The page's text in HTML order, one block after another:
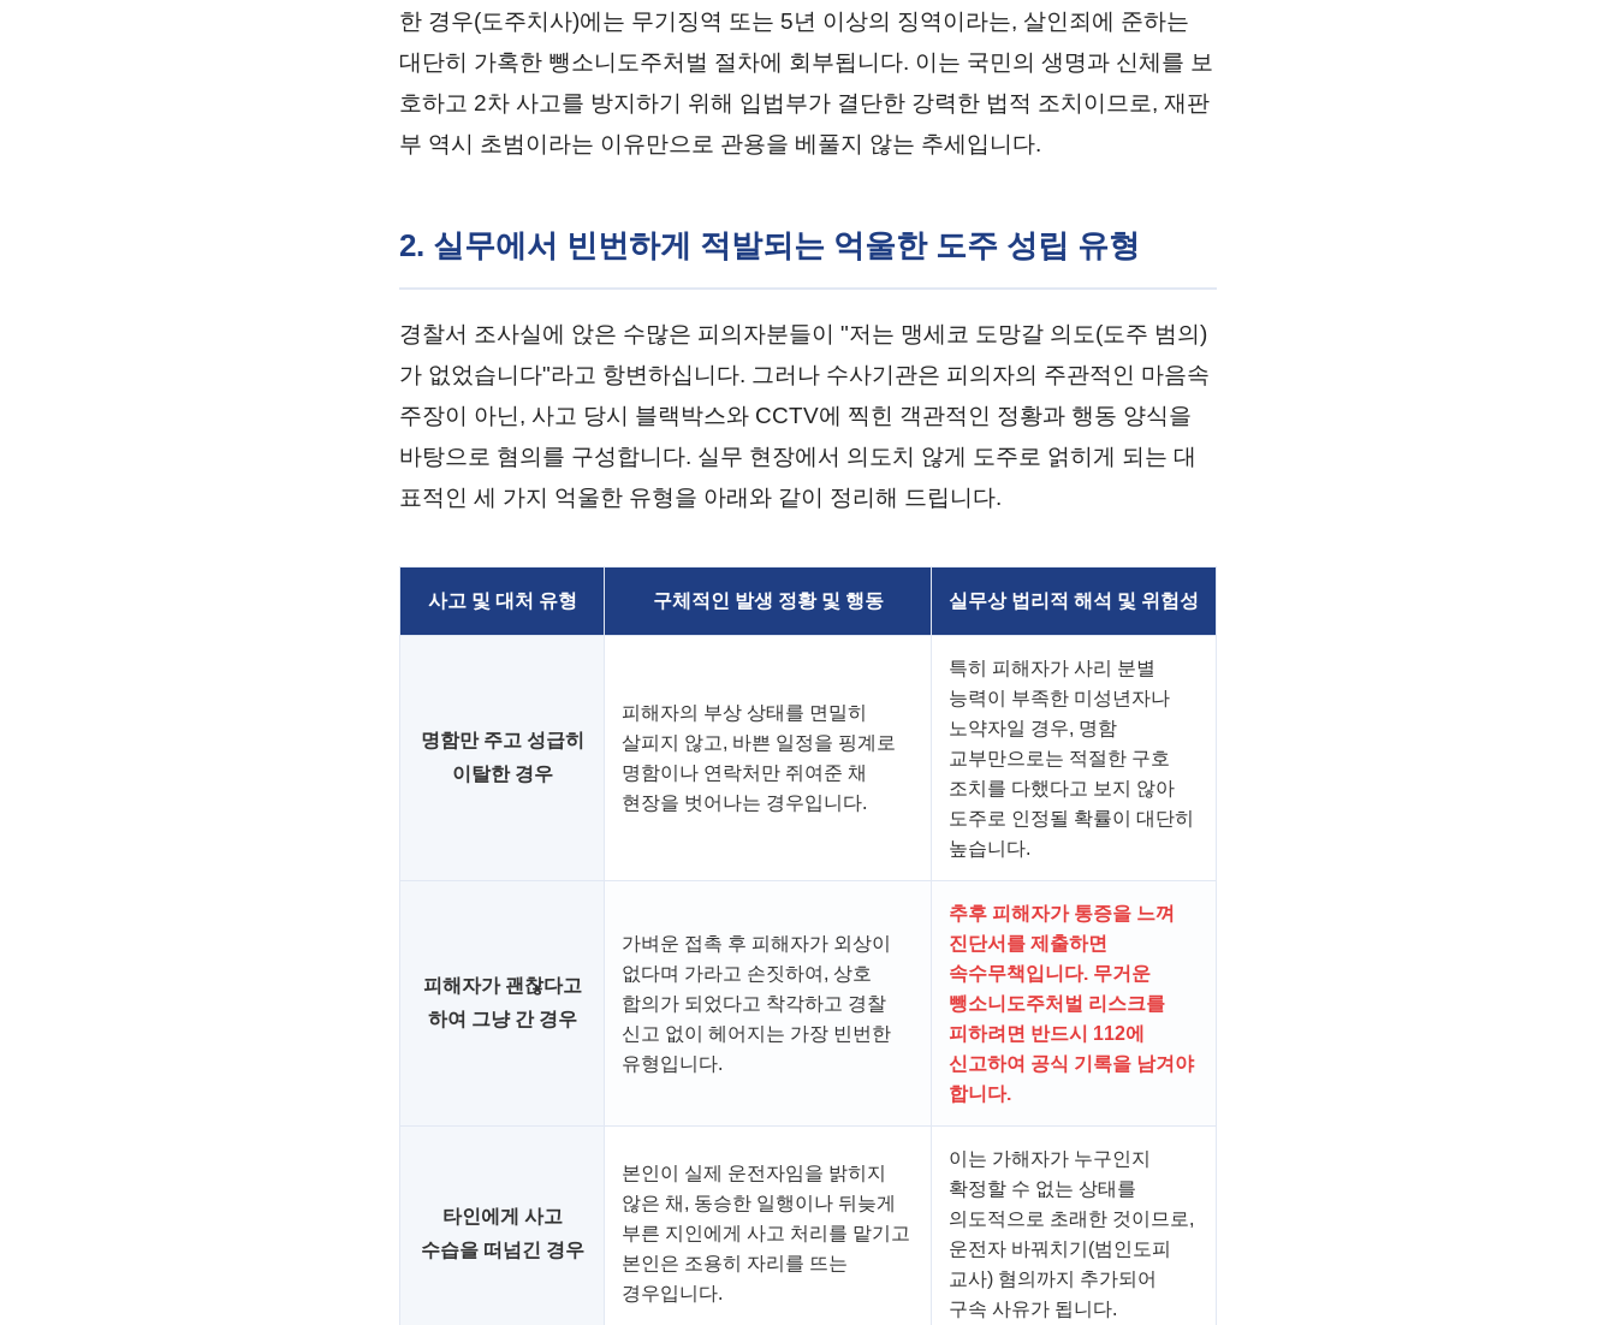
한 경우(도주치사)에는 무기징역 또는 5년 이상의 징역이라는, 살인죄에 준하는
대단히 가혹한 뺑소니도주처벌 절차에 회부됩니다. 이는 국민의 생명과 신체를 보
호하고 2차 사고를 방지하기 위해 입법부가 결단한 강력한 법적 조치이므로, 재판
부 역시 초범이라는 이유만으로 관용을 베풀지 않는 추세입니다.
2. 실무에서 빈번하게 적발되는 억울한 도주 성립 유형
경찰서 조사실에 앉은 수많은 피의자분들이 "저는 맹세코 도망갈 의도(도주 범의)
가 없었습니다"라고 항변하십니다. 그러나 수사기관은 피의자의 주관적인 마음속
주장이 아닌, 사고 당시 블랙박스와 CCTV에 찍힌 객관적인 정황과 행동 양식을
바탕으로 혐의를 구성합니다. 실무 현장에서 의도치 않게 도주로 얽히게 되는 대
표적인 세 가지 억울한 유형을 아래와 같이 정리해 드립니다.
사고 및 대처 유형 구체적인 발생 정황 및 행동 실무상 법리적 해석 및 위험성
명함만 주고 성급히
이탈한 경우
피해자의 부상 상태를 면밀히
살피지 않고, 바쁜 일정을 핑계로
명함이나 연락처만 쥐여준 채
현장을 벗어나는 경우입니다.
특히 피해자가 사리 분별
능력이 부족한 미성년자나
노약자일 경우, 명함
교부만으로는 적절한 구호
조치를 다했다고 보지 않아
도주로 인정될 확률이 대단히
높습니다.
피해자가 괜찮다고
하여 그냥 간 경우
가벼운 접촉 후 피해자가 외상이
없다며 가라고 손짓하여, 상호
합의가 되었다고 착각하고 경찰
신고 없이 헤어지는 가장 빈번한
유형입니다.
추후 피해자가 통증을 느껴
진단서를 제출하면
속수무책입니다. 무거운
뺑소니도주처벌 리스크를
피하려면 반드시 112에
신고하여 공식 기록을 남겨야
합니다.
타인에게 사고
수습을 떠넘긴 경우
본인이 실제 운전자임을 밝히지
않은 채, 동승한 일행이나 뒤늦게
부른 지인에게 사고 처리를 맡기고
본인은 조용히 자리를 뜨는
경우입니다.
이는 가해자가 누구인지
확정할 수 없는 상태를
의도적으로 초래한 것이므로,
운전자 바꿔치기(범인도피
교사) 혐의까지 추가되어
구속 사유가 됩니다.